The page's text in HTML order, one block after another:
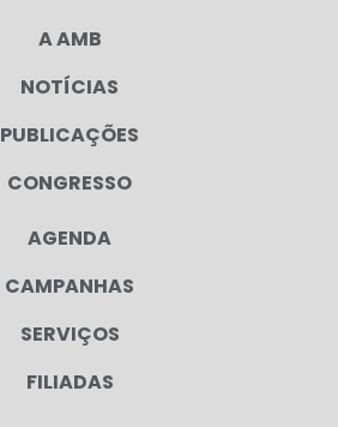
A AMB
NOTÍCIAS
PUBLICAÇÕES
CONGRESSO
AGENDA
CAMPANHAS
SERVIÇOS
FILIADAS